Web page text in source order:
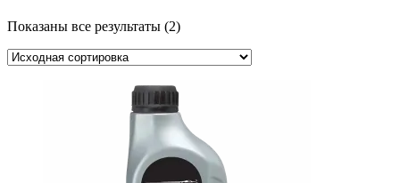
Показаны все результаты (2)